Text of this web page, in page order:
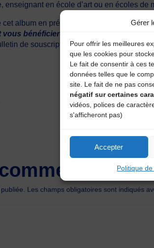
Gérer
Pour offrir les meilleures
que les cookies pour
Le fait de consentir à ces
données telles que le
site. Le fait de ne pas
négatif sur certaines
vidéos, polices de
s'afficheront pas)
Accepter
Politique
enseignant en école d’art ou en écoles
cet album en pré-vente pour la somme de
bénéficierez, vous aiderez leur
de souscription ici : http://www.la-
Les champs obligatoires sont indiqués